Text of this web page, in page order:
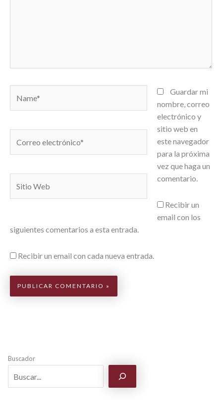
electrónico*
Web
Guardar mi
nombre, correo
electrónico y
sitio web en
este navegador
para la próxima
vez que haga un
comentario.
Recibir un
email con los
siguientes comentarios a esta entrada.
Recibir un email con cada nueva entrada.
Buscador